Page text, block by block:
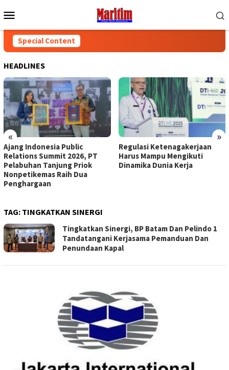
to
Menu
Special Content
HEADLINES
« »
Ajang Indonesia Public
Relations Summit 2026, PT
Pelabuhan Tanjung Priok
Nonpetikemas Raih Dua
Penghargaan
Regulasi Ketenagakerjaan
Harus Mampu Mengikuti
Dinamika Dunia Kerja
TAG: TINGKATKAN SINERGI
Tingkatkan Sinergi, BP Batam Dan Pelindo 1
Tandatangani Kerjasama Pemanduan Dan
Penundaan Kapal